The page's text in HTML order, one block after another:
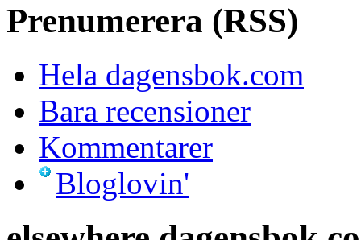
Prenumerera (RSS)
Hela dagensbok.com
Bara recensioner
Kommentarer
Bloglovin'